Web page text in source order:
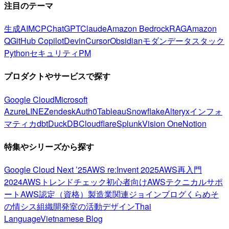
注目のテーマ
生成AIMCPChatGPTClaudeAmazon BedrockRAGAmazon
QGitHub CopilotDevinCursorObsidianモダンデータスタック
PythonセキュリティPM
プロダクトやサービスで探す
Google CloudMicrosoft
AzureLINEZendeskAuth0TableauSnowflakeAlteryxインフォ
マティカdbtDuckDBCloudflareSplunkVision OneNotion
特集やシリーズから探す
Google Cloud Next ’25AWS re:Invent 2025AWS再入門
2024AWSトレンドチェック初心者向けAWSテクニカルサポ
ートAWS認定（資格） 製造業関連ジョインブログくらめそ
の情シス組織開発室の活動デザインThai
LanguageVietnamese Blog